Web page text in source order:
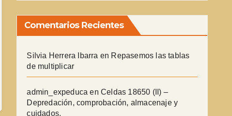
Comentarios Recientes
Silvia Herrera Ibarra en Repasemos las tablas
de multiplicar
admin_expeduca en Celdas 18650 (II) –
Depredación, comprobación, almacenaje y
cuidados.